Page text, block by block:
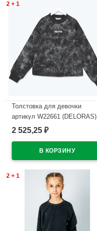
2 + 1
Толстовка для девочки
артикул W22661 (DELORAS)
размер цвет черный
2 525,25 ₽
2 + 1